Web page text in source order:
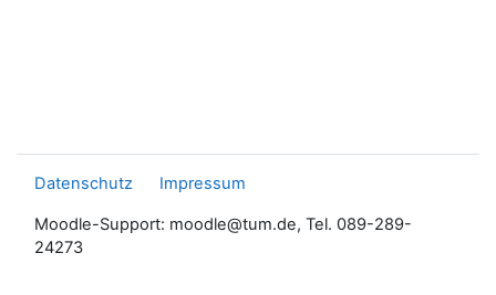
Datenschutz Impressum
Moodle-Support: moodle@tum.de, Tel. 089-289-
24273